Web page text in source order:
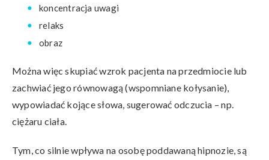
koncentracja uwagi
relaks
obraz
Można więc skupiać wzrok pacjenta na przedmiocie lub
zachwiać jego równowagą (wspomniane kołysanie),
wypowiadać kojące słowa, sugerować odczucia – np.
ciężaru ciała.
Tym, co silnie wpływa na osobę poddawaną hipnozie, są